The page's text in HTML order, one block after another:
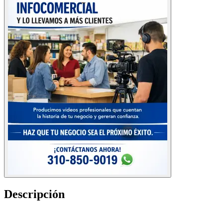
Descripción